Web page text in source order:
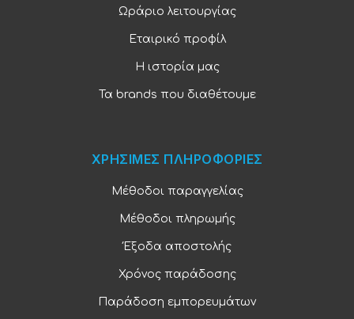
Ωράριο λειτουργίας
Εταιρικό προφίλ
Η ιστορία μας
Τα brands που διαθέτουμε
ΧΡΗΣΙΜΕΣ ΠΛΗΡΟΦΟΡΙΕΣ
Μέθοδοι παραγγελίας
Μέθοδοι πληρωμής
Έξοδα αποστολής
Χρόνος παράδοσης
Παράδοση εμπορευμάτων